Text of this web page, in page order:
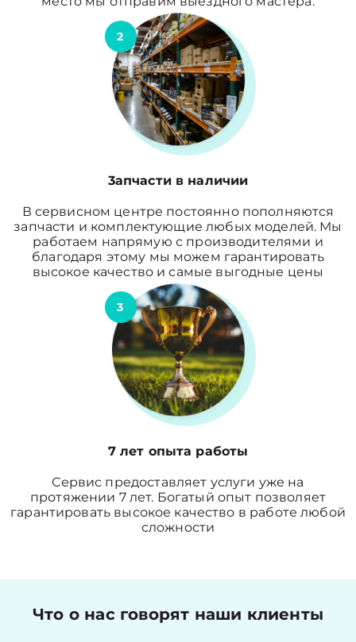
2
3апчасти в наличии
В сервисном центре постоянно пополняются
запчасти и комплектующие любых моделей. Мы
работаем напрямую с производителями и
благодаря этому мы можем гарантировать
высокое качество и самые выгодные цены
3
7 лет опыта работы
Сервис предоставляет услуги уже на
протяжении 7 лет. Богатый опыт позволяет
гарантировать высокое качество в работе любой
сложности
Что о нас говорят наши клиенты